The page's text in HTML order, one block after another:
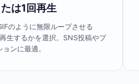
は1回再生
のように無限ループさせる
生するかを選択。SNS投稿やプ
ンに最適。